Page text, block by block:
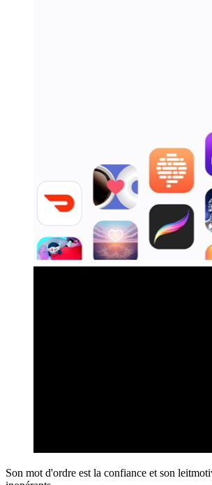
Son mot d'ordre est la confiance et son